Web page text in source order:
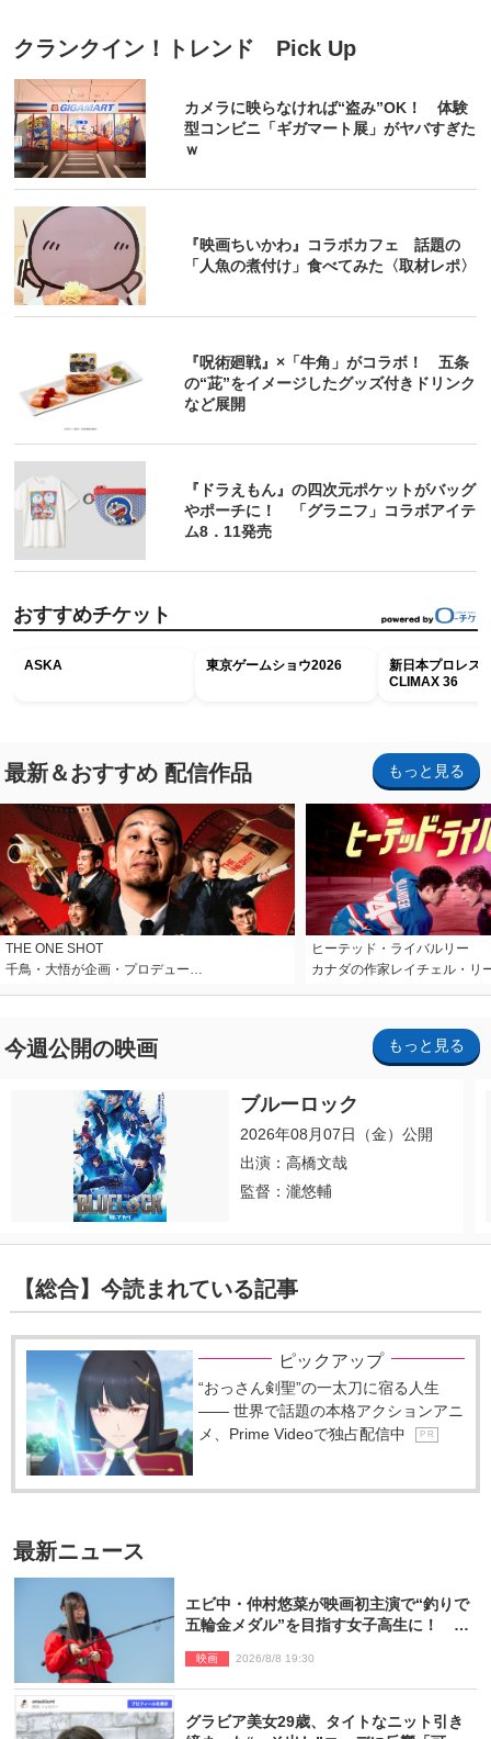
クランクイン！トレンド Pick Up
カメラに映らなければ“盗み”OK！ 体験
型コンビニ「ギガマート展」がヤバすぎた
ｗ
『映画ちいかわ』コラボカフェ 話題の
「人魚の煮付け」食べてみた〈取材レポ〉
『呪術廻戦』×「牛角」がコラボ！ 五条
の“茈”をイメージしたグッズ付きドリンク
など展開
『ドラえもん』の四次元ポケットがバッグ
やポーチに！ 「グラニフ」コラボアイテ
ム8．11発売
おすすめチケット
ASKA 東京ゲームショウ2026
新日本プロレス
CLIMAX 36
最新＆おすすめ 配信作品 もっと見る
THE ONE SHOT
千鳥・大悟が企画・プロデュー…
ヒーテッド・ライバルリー
カナダの作家レイチェル・リ
今週公開の映画 もっと見る
ブルーロック
2026年08月07日（金）公開
出演：高橋文哉
監督：瀧悠輔
【総合】今読まれている記事
ピックアップ
“おっさん剣聖”の一太刀に宿る人生
―― 世界で話題の本格アクションアニ
メ、Prime Videoで独占配信中
P R
最新ニュース
エビ中・仲村悠菜が映画初主演で“釣りで
五輪金メダル”を目指す女子高生に！ 映
映画 2026/8/8 19:30
グラビア美女29歳、タイトなニット引き